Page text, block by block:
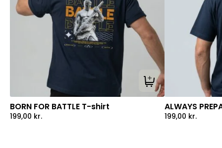
Tilføj til kurv
BORN FOR BATTLE T-shirt
199,00 kr.
ALWAYS
199,00 kr.